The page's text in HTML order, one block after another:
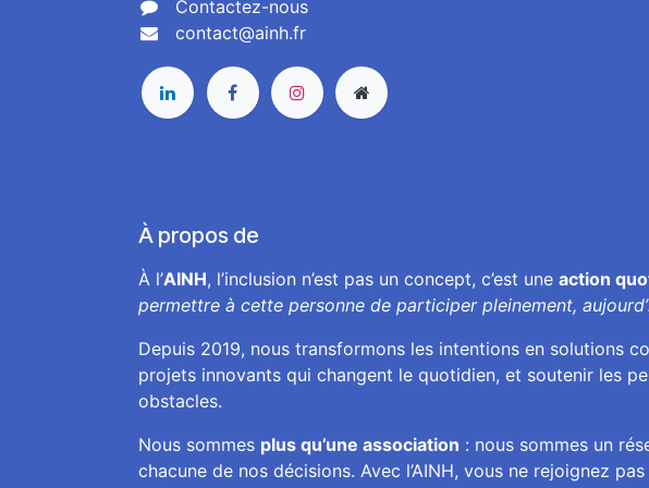
Contactez-nous
contact@ainh.fr
À propos de
À l’AINH, l’inclusion n’est pas un concept, c’est une action
permettre à cette personne de participer pleinement,
Depuis 2019, nous transformons les intentions en solutions
projets innovants qui changent le quotidien, et soutenir les
obstacles.
Nous sommes plus qu’une association : nous sommes un
chacune de nos décisions. Avec l’AINH, vous ne rejoignez